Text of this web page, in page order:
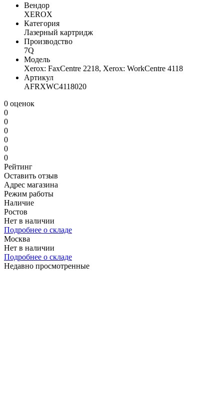
Вендор
XEROX
Категория
Лазерный картридж
Производство
7Q
Модель
Xerox: FaxCentre 2218, Xerox: WorkCentre 4118
Артикул
AFRXWC4118020
0 оценок
0
0
0
0
0
0
Рейтинг
Оставить отзыв
Адрес магазина
Режим работы
Наличие
Ростов
Нет в наличии
Подробнее о складе
Москва
Нет в наличии
Подробнее о складе
Недавно просмотренные